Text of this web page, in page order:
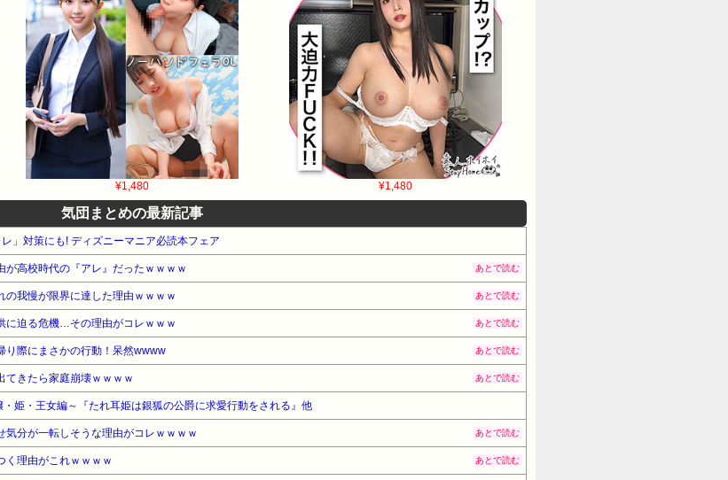
¥1,480 ¥1,480
気団まとめの最新記事
」対策にも! ディズニーマニア必読本フェア
が高校時代の『アレ』だったｗｗｗｗ あとで読む
の我慢が限界に達した理由ｗｗｗｗ あとで読む
に迫る危機…その理由がコレｗｗｗ あとで読む
り際にまさかの行動！呆然wwww あとで読む
てきたら家庭崩壊ｗｗｗｗ あとで読む
・姫・王女編～『たれ耳姫は銀狐の公爵に求愛行動をされる』他
分が一転しそうな理由がコレｗｗｗｗ あとで読む
く理由がこれｗｗｗｗ あとで読む